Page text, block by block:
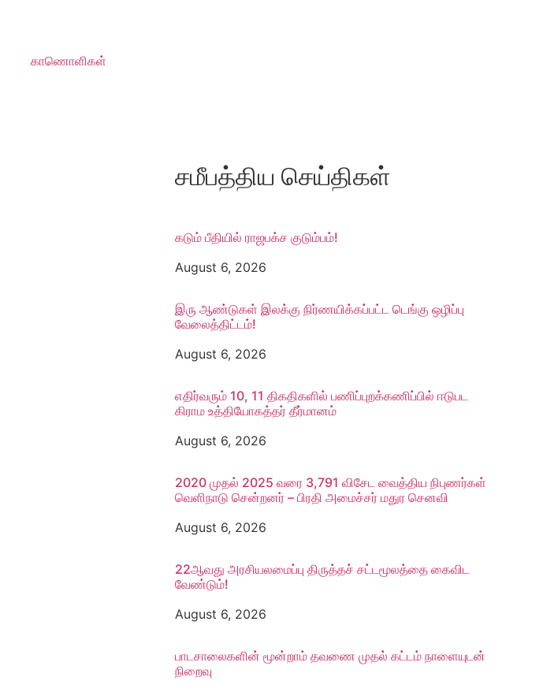
காணொளிகள்
சமீபத்திய செய்திகள்
கடும் பீதியில் ராஜபக்ச குடும்பம்!
August 6, 2026
இரு ஆண்டுகள் இலக்கு நிர்ணயிக்கப்பட்ட டெங்கு ஒழிப்பு
வேலைத்திட்டம்!
August 6, 2026
எதிர்வரும் 10, 11 திகதிகளில் பணிப்புறக்கணிப்பில் ஈடுபட
கிராம உத்தியோகத்தர் தீர்மானம்
August 6, 2026
2020 முதல் 2025 வரை 3,791 விசேட வைத்திய நிபுணர்கள்
வெளிநாடு சென்றனர் – பிரதி அமைச்சர் மதுர செனவி
August 6, 2026
22ஆவது அரசியலமைப்பு திருத்தச் சட்டமூலத்தை கைவிட
வேண்டும்!
August 6, 2026
பாடசாலைகளின் மூன்றாம் தவணை முதல் கட்டம் நாளையுடன்
நிறைவு